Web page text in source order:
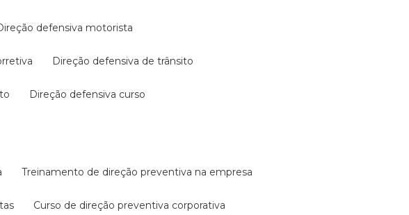
direção defensiva motorista
direção defensiva de trânsito
direção defensiva curso
treinamento de direção preventiva na empresa
curso de direção preventiva corporativa